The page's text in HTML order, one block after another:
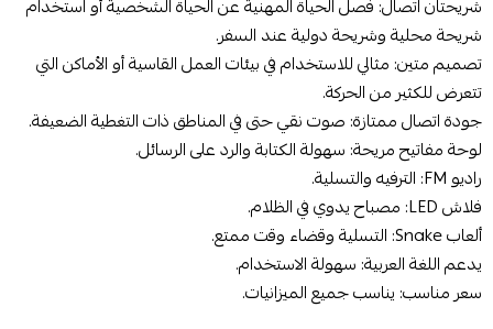
شريحتان اتصال: فصل الحياة المهنية عن الحياة الشخصية أو استخدام
شريحة محلية وشريحة دولية عند السفر.
تصميم متين: مثالي للاستخدام في بيئات العمل القاسية أو الأماكن التي
تتعرض للكثير من الحركة.
جودة اتصال ممتازة: صوت نقي حتى في المناطق ذات التغطية الضعيفة.
لوحة مفاتيح مريحة: سهولة الكتابة والرد على الرسائل.
راديو FM: الترفيه والتسلية.
فلاش LED: مصباح يدوي في الظلام.
ألعاب Snake: التسلية وقضاء وقت ممتع.
يدعم اللغة العربية: سهولة الاستخدام.
سعر مناسب: يناسب جميع الميزانيات.